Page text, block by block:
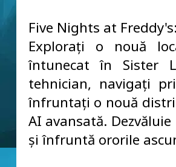
Five Nights at
Explorați o nouă
întunecat în Sister
tehnician, navigați
înfruntați o nouă
AI avansată.
și înfruntă ororile